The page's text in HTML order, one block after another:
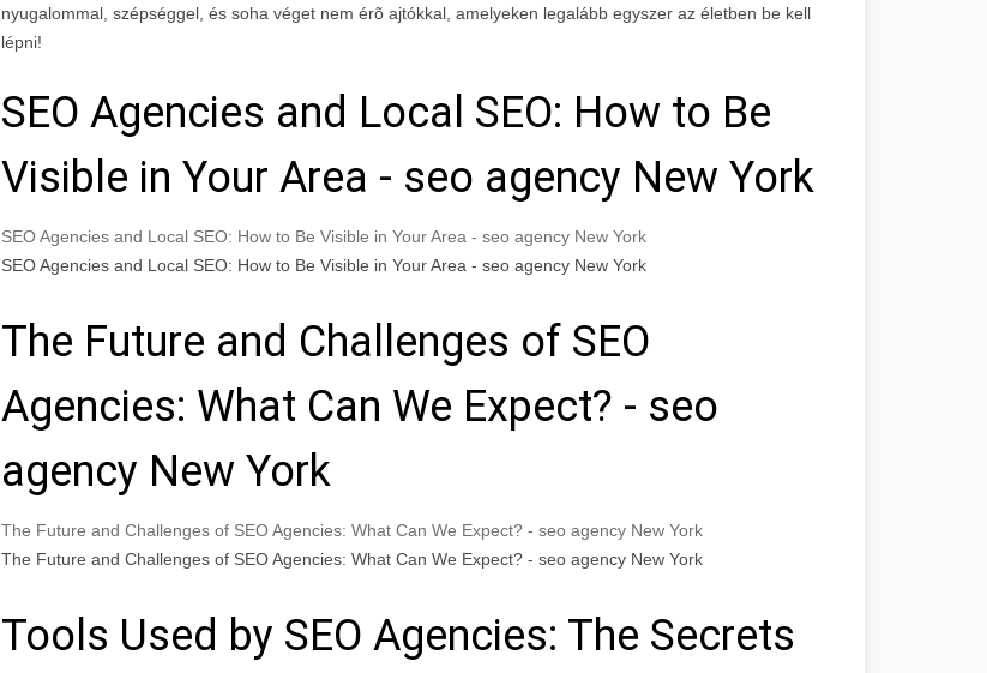
nyugalommal, szépséggel, és soha véget nem érõ ajtókkal, amelyeken legalább egyszer az életben be kell
lépni!
SEO Agencies and Local SEO: How to Be
Visible in Your Area - seo agency New York
SEO Agencies and Local SEO: How to Be Visible in Your Area - seo agency New York
SEO Agencies and Local SEO: How to Be Visible in Your Area - seo agency New York
The Future and Challenges of SEO
Agencies: What Can We Expect? - seo
agency New York
The Future and Challenges of SEO Agencies: What Can We Expect? - seo agency New York
The Future and Challenges of SEO Agencies: What Can We Expect? - seo agency New York
Tools Used by SEO Agencies: The Secrets